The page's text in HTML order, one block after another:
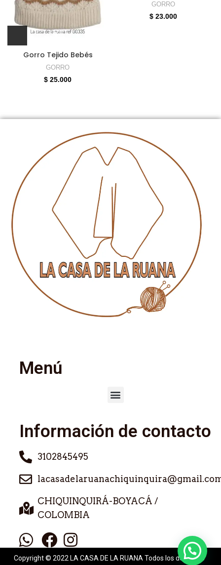
Gorro Tejido Bebés
GORRO
$ 25.000
GORRO
$ 23.000
Menú
Información de contacto
3102845495
CHIQUINQUIRÁ-BOYACÁ /
COLOMBIA
Copyright © 2022 LA CASA DE LA RUANA Todos los derechos